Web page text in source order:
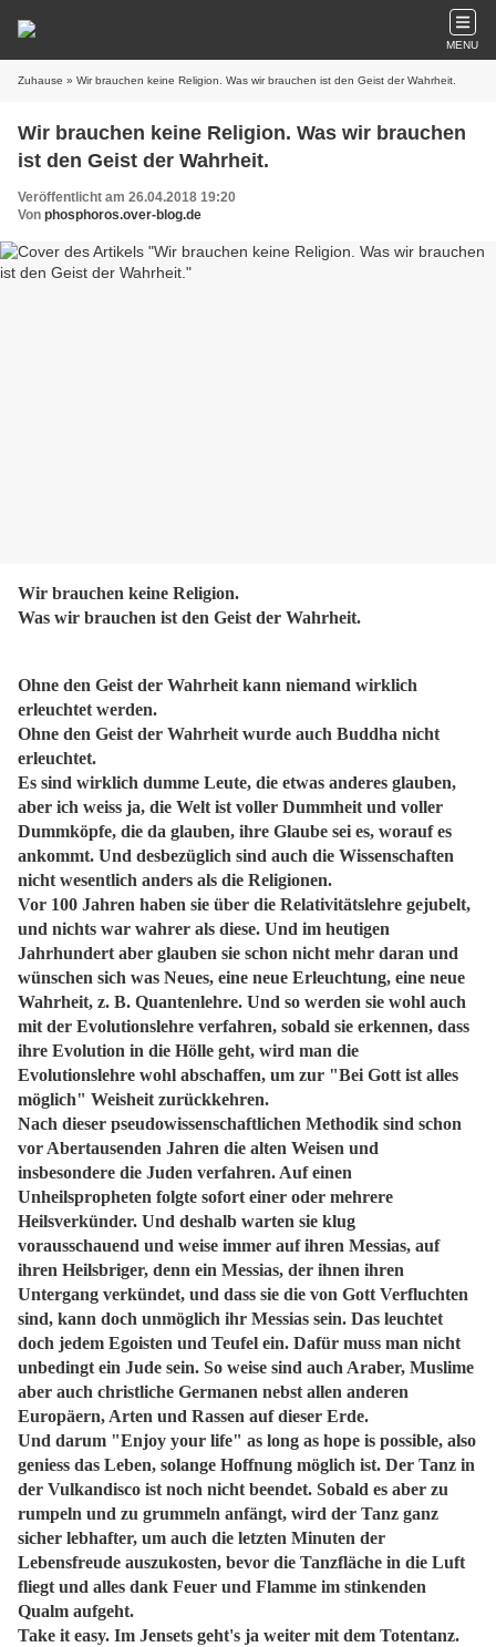
MENU
Zuhause » Wir brauchen keine Religion. Was wir brauchen ist den Geist der Wahrheit.
Wir brauchen keine Religion. Was wir brauchen
ist den Geist der Wahrheit.
Veröffentlicht am 26.04.2018 19:20
Von phosphoros.over-blog.de
Wir brauchen keine Religion.
Was wir brauchen ist den Geist der Wahrheit.
Ohne den Geist der Wahrheit kann niemand wirklich
erleuchtet werden.
Ohne den Geist der Wahrheit wurde auch Buddha nicht
erleuchtet.
Es sind wirklich dumme Leute, die etwas anderes glauben,
aber ich weiss ja, die Welt ist voller Dummheit und voller
Dummköpfe, die da glauben, ihre Glaube sei es, worauf es
ankommt. Und desbezüglich sind auch die Wissenschaften
nicht wesentlich anders als die Religionen.
Vor 100 Jahren haben sie über die Relativitätslehre gejubelt,
und nichts war wahrer als diese. Und im heutigen
Jahrhundert aber glauben sie schon nicht mehr daran und
wünschen sich was Neues, eine neue Erleuchtung, eine neue
Wahrheit, z. B. Quantenlehre. Und so werden sie wohl auch
mit der Evolutionslehre verfahren, sobald sie erkennen, dass
ihre Evolution in die Hölle geht, wird man die
Evolutionslehre wohl abschaffen, um zur "Bei Gott ist alles
möglich" Weisheit zurückkehren.
Nach dieser pseudowissenschaftlichen Methodik sind schon
vor Abertausenden Jahren die alten Weisen und
insbesondere die Juden verfahren. Auf einen
Unheilspropheten folgte sofort einer oder mehrere
Heilsverkünder. Und deshalb warten sie klug
vorausschauend und weise immer auf ihren Messias, auf
ihren Heilsbriger, denn ein Messias, der ihnen ihren
Untergang verkündet, und dass sie die von Gott Verfluchten
sind, kann doch unmöglich ihr Messias sein. Das leuchtet
doch jedem Egoisten und Teufel ein. Dafür muss man nicht
unbedingt ein Jude sein. So weise sind auch Araber, Muslime
aber auch christliche Germanen nebst allen anderen
Europäern, Arten und Rassen auf dieser Erde.
Und darum "Enjoy your life" as long as hope is possible, also
geniess das Leben, solange Hoffnung möglich ist. Der Tanz in
der Vulkandisco ist noch nicht beendet. Sobald es aber zu
rumpeln und zu grummeln anfängt, wird der Tanz ganz
sicher lebhafter, um auch die letzten Minuten der
Lebensfreude auszukosten, bevor die Tanzfläche in die Luft
fliegt und alles dank Feuer und Flamme im stinkenden
Qualm aufgeht.
Take it easy. Im Jensets geht's ja weiter mit dem Totentanz.